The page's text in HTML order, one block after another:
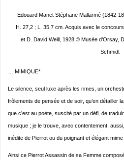
Edouard Manet Stéphane Mallarmé (1842-
H. 27,2 ; L. 35,7 cm. Acquis avec le
et D. David Weill, 1928 © Musée d’Orsay,
Schmidt
… MIMIQUE*
Le silence, seul luxe après les rimes, un
frôlements de pensée et de soir, qu’en détailler
que c’est au poète, suscité par un défi, de
musique ; je le trouve, avec contentement,
inédite de Pierrot ou du poignant et élégant mime
Ainsi ce Pierrot Assassin de sa Femme